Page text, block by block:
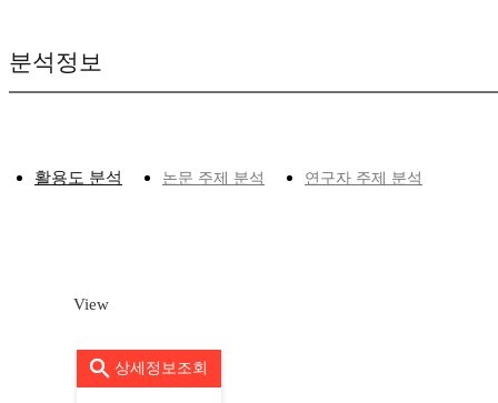
분석정보
활용도 분석 논문 주제 분석 연구자 주제 분석
View
상세정보조회